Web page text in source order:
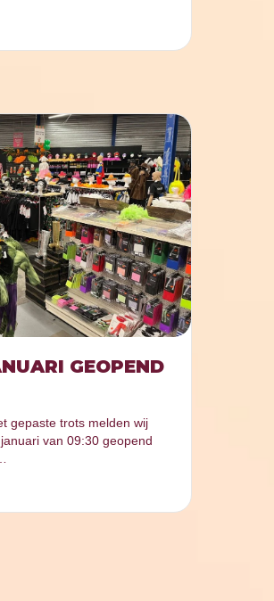
GEOPEND
gepaste trots melden wij
van 09:30 geopend